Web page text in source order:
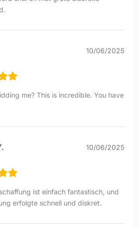
10/06/2025
me? This is incredible. You have
10/06/2025
ist einfach fantastisch, und
erfolgte schnell und diskret.